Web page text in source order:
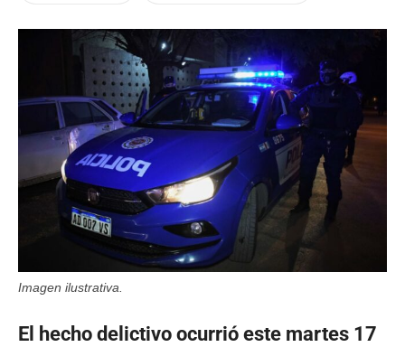
Imagen ilustrativa.
El hecho delictivo ocurrió este martes 17